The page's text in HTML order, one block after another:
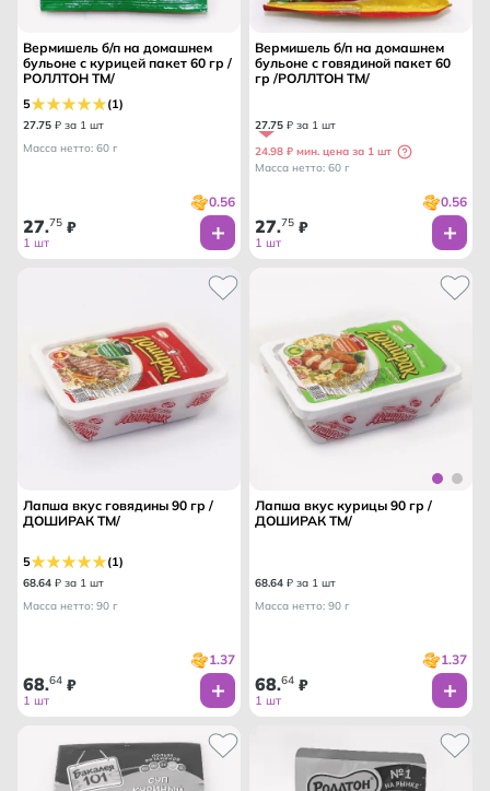
Вермишель б/п на домашнем
бульоне с курицей пакет 60 гр /
РОЛЛТОН ТМ/
5 (1)
27.75 ₽ за 1 шт
Масса нетто: 60 г
0.56
27.75 ₽
1 шт
Вермишель б/п на домашнем
бульоне с говядиной пакет 60
гр /РОЛЛТОН ТМ/
27.75 ₽ за 1 шт
24.98 ₽ мин. цена за 1 шт
Масса нетто: 60 г
0.56
27.75 ₽
1 шт
Лапша вкус говядины 90 гр /
ДОШИРАК ТМ/
5 (1)
68.64 ₽ за 1 шт
Масса нетто: 90 г
1.37
68.64 ₽
1 шт
Лапша вкус курицы 90 гр /
ДОШИРАК ТМ/
68.64 ₽ за 1 шт
Масса нетто: 90 г
1.37
68.64 ₽
1 шт